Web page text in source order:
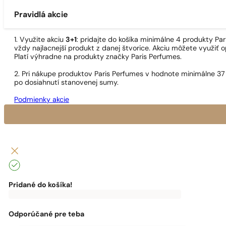
Pravidlá akcie
1. Využite akciu 3+1: pridajte do košíka minimálne 4 produkty
vždy najlacnejší produkt z danej štvorice. Akciu môžete využiť
Platí výhradne na produkty značky Paris Perfumes.
2. Pri nákupe produktov Paris Perfumes v hodnote minimálne
po dosiahnutí stanovenej sumy.
Podmienky akcie
Pridané do košíka!
zadarmo
ti
Odporúčané pre teba